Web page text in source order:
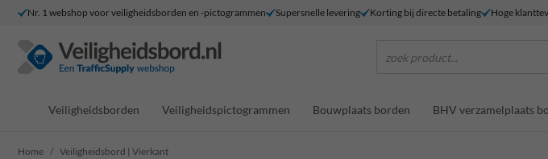
Nr. 1 webshop voor veiligheidsborden en -pictogrammen Supersnelle levering Korting bij directe betaling Hoge
zoek product...
Veiligheidsborden Veiligheidspictogrammen Bouwplaats borden BHV verzamelplaats
Home Veiligheidsbord | Vierkant